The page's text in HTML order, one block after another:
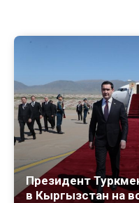
Президент
в Кыргызстан на